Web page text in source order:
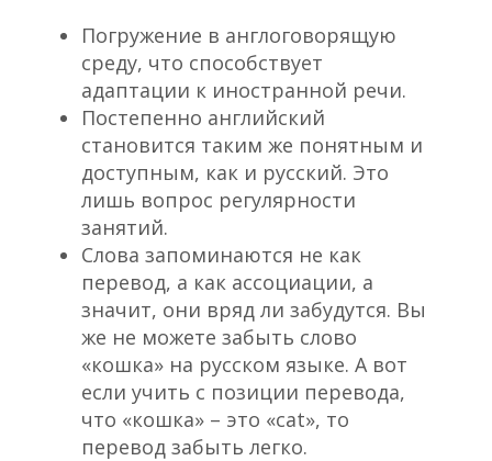
Погружение в англоговорящую
среду, что способствует
адаптации к иностранной речи.
Постепенно английский
становится таким же понятным и
доступным, как и русский. Это
лишь вопрос регулярности
занятий.
Слова запоминаются не как
перевод, а как ассоциации, а
значит, они вряд ли забудутся. Вы
же не можете забыть слово
«кошка» на русском языке. А вот
если учить с позиции перевода,
что «кошка» – это «cat», то
перевод забыть легко.